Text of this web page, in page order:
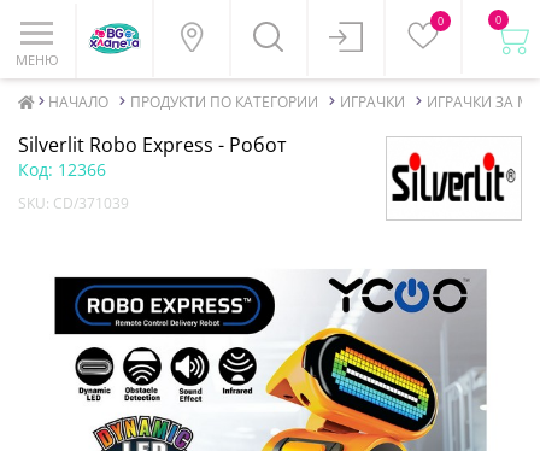
МЕНЮ
0 0
НАЧАЛО ПРОДУКТИ ПО КАТЕГОРИИ ИГРАЧКИ ИГРАЧКИ ЗА
Silverlit Robo Еxpress - Робот
Код: 12366
SKU: CD/371039